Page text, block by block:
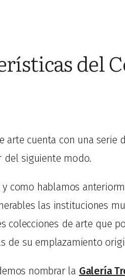
del
arte cuenta con una serie
del siguiente modo.
como hablamos
las instituciones
colecciones de arte que
de su emplazamiento
nombrar la Galería